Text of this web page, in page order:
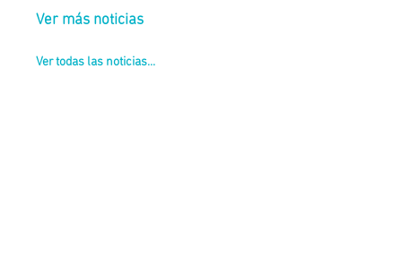
Ver más noticias
Ver todas las noticias...